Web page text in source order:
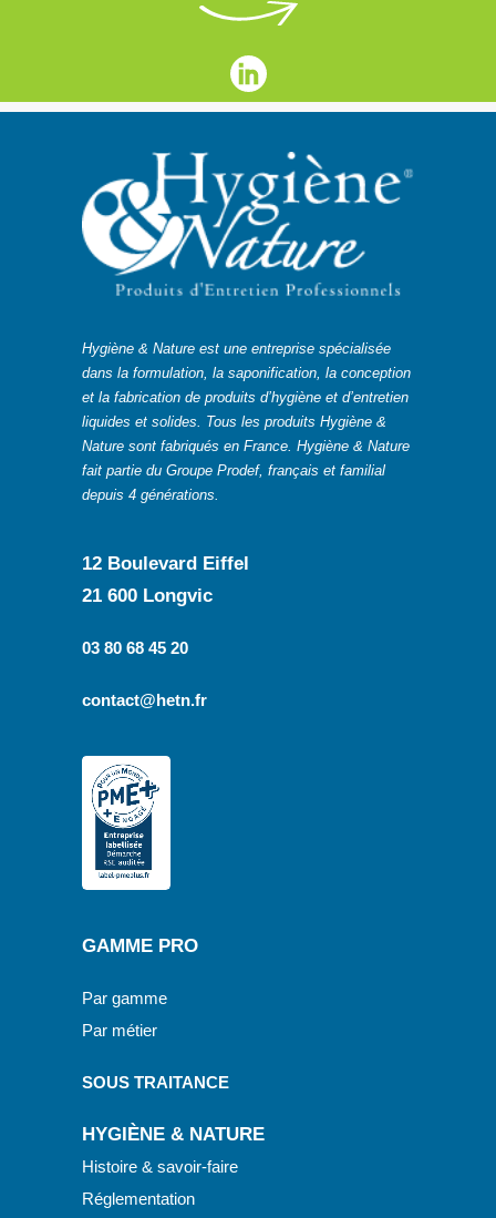
Hygiène & Nature est une entreprise spécialisée
dans la formulation, la saponification, la conception
et la fabrication de produits d’hygiène et d’entretien
liquides et solides. Tous les produits Hygiène &
Nature sont fabriqués en France. Hygiène & Nature
fait partie du Groupe Prodef, français et familial
depuis 4 générations.
12 Boulevard Eiffel
21 600 Longvic
03 80 68 45 20
contact@hetn.fr
GAMME PRO
Par gamme
Par métier
SOUS TRAITANCE
HYGIÈNE & NATURE
Histoire & savoir-faire
Réglementation